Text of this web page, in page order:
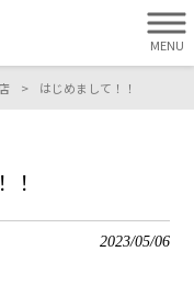
MENU
> はじめまして！！
！
2023/05/06